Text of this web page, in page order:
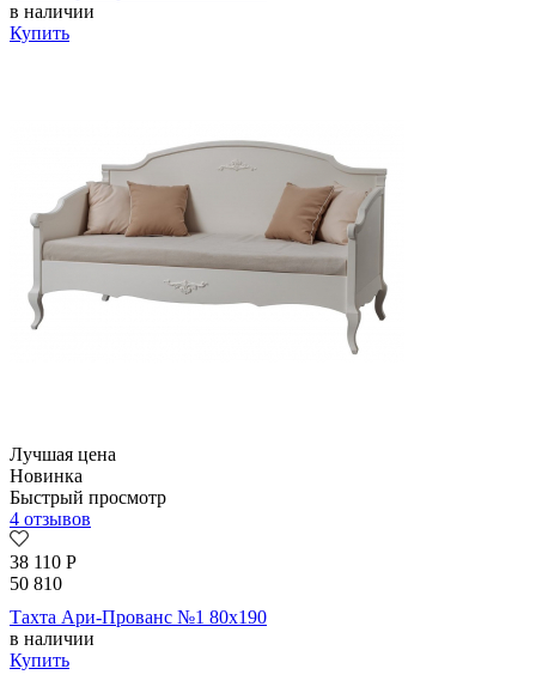
в наличии
Купить
Лучшая цена
Новинка
Быстрый просмотр
4 отзывов
38 110 Р
50 810
Тахта Ари-Прованс №1 80х190
в наличии
Купить